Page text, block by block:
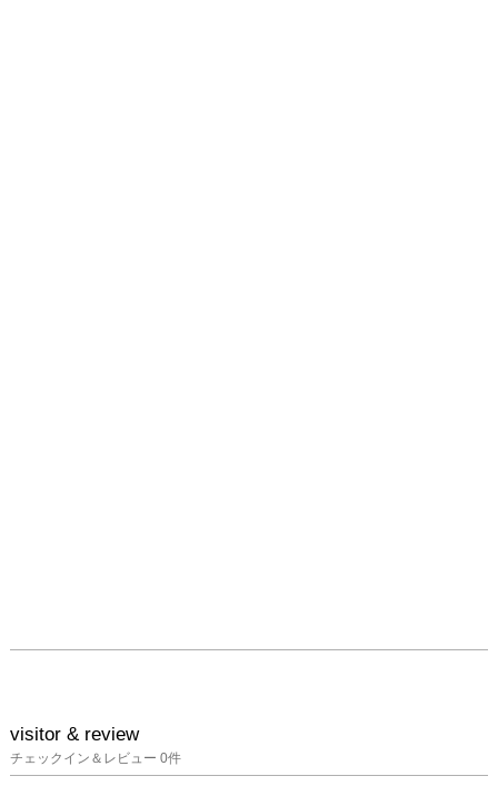
visitor & review
チェックイン＆レビュー 0件